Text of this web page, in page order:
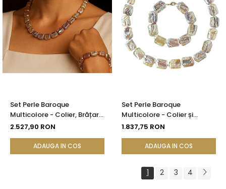
Set Perle Baroque
Multicolore - Colier, Brățară
și Cercei, Aur Galben 14K |
2.527,90 RON
ADAUGA IN COS
Set Perle Baroque
Multicolore - Colier și
Brățară, Aur Galben 14K |
1.837,75 RON
ADAUGA IN COS
1 2 3 4